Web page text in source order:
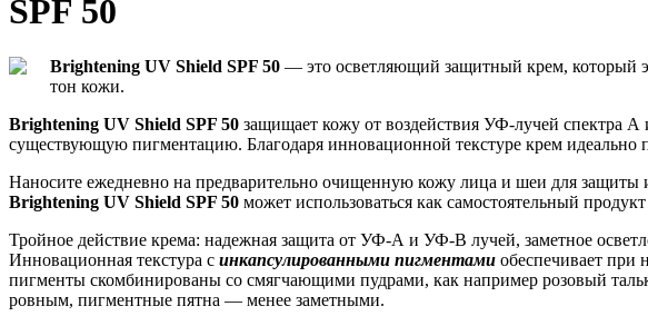
SPF 50
Brightening UV Shield SPF 50 — это осветляющий защитный крем, который
тон кожи.
Brightening UV Shield SPF 50 защищает кожу от воздействия УФ-лучей спектра
существующую пигментацию. Благодаря инновационной текстуре крем идеально
Наносите ежедневно на предварительно очищенную кожу лица и шеи для защиты
Brightening UV Shield SPF 50 может использоваться как самостоятельный
Тройное действие крема: надежная защита от УФ-А и УФ-В лучей, заметное
Инновационная текстура с инкапсулированными пигментами обеспечивает при
пигменты скомбинированы со смягчающими пудрами, как например розовый
ровным, пигментные пятна — менее заметными.